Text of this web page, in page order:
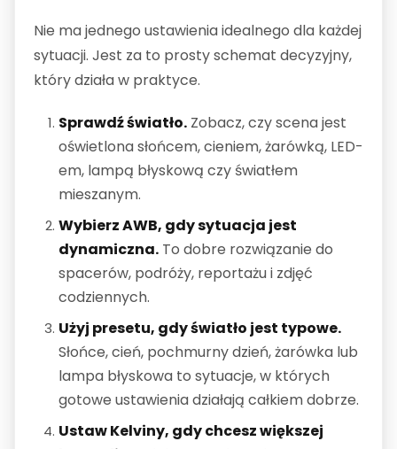
Nie ma jednego ustawienia idealnego dla każdej
sytuacji. Jest za to prosty schemat decyzyjny,
który działa w praktyce.
Sprawdź światło. Zobacz, czy scena jest
oświetlona słońcem, cieniem, żarówką, LED-
em, lampą błyskową czy światłem
mieszanym.
Wybierz AWB, gdy sytuacja jest
dynamiczna. To dobre rozwiązanie do
spacerów, podróży, reportażu i zdjęć
codziennych.
Użyj presetu, gdy światło jest typowe.
Słońce, cień, pochmurny dzień, żarówka lub
lampa błyskowa to sytuacje, w których
gotowe ustawienia działają całkiem dobrze.
Ustaw Kelviny, gdy chcesz większej